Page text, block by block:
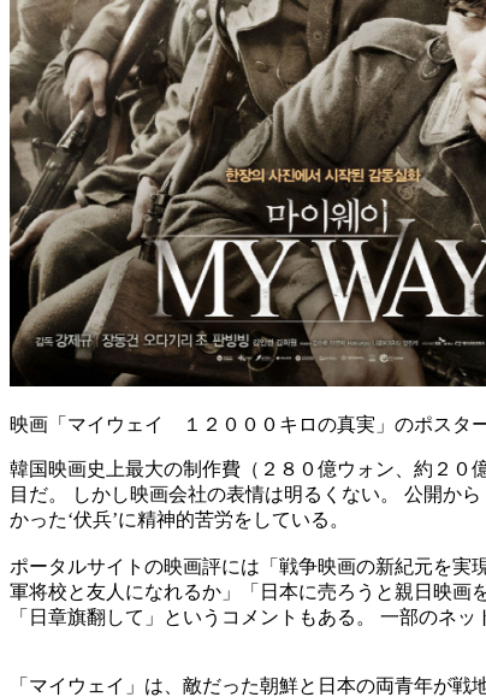
映画「マイウェイ １２０００キロの真実」のポスタ
韓国映画史上最大の制作費（２８０億ウォン、約２
目だ。 しかし映画会社の表情は明るくない。 公開か
かった‘伏兵’に精神的苦労をしている。
ポータルサイトの映画評には「戦争映画の新紀元を
軍将校と友人になれるか」「日本に売ろうと親日映画
「日章旗翻して」というコメントもある。 一部のネ
「マイウェイ」は、敵だった朝鮮と日本の両青年が